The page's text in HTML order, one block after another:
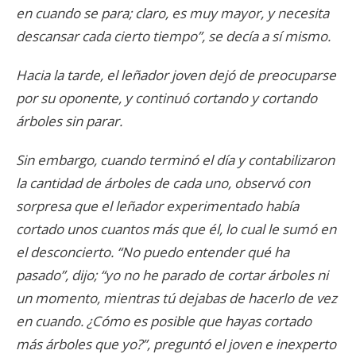
en cuando se para; claro, es muy mayor, y necesita
descansar cada cierto tiempo”, se decía a sí mismo.
Hacia la tarde, el leñador joven dejó de preocuparse
por su oponente, y continuó cortando y cortando
árboles sin parar.
Sin embargo, cuando terminó el día y contabilizaron
la cantidad de árboles de cada uno, observó con
sorpresa que el leñador experimentado había
cortado unos cuantos más que él, lo cual le sumó en
el desconcierto. “No puedo entender qué ha
pasado”, dijo; “yo no he parado de cortar árboles ni
un momento, mientras tú dejabas de hacerlo de vez
en cuando. ¿Cómo es posible que hayas cortado
más árboles que yo?”, preguntó el joven e inexperto